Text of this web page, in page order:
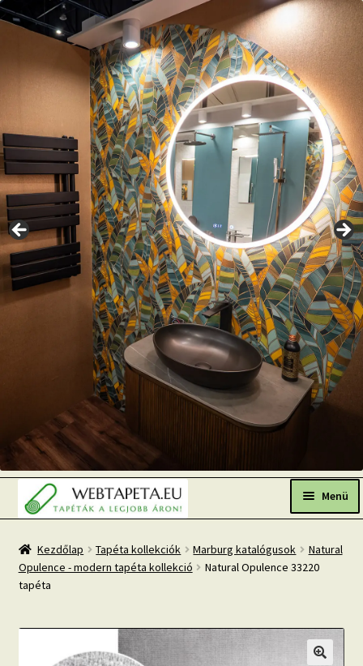
Ugrás
a
navigációhoz
Kilépés
a
tartalomba Menü
Népszerű tapéták
Kezdőlap Tapéta kollekciók Marburg katalógusok
Natural
Opulence - modern tapéta kollekció
Natural Opulence 33220
tapéta